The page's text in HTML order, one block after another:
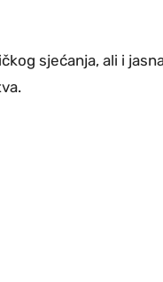
sjećanja, ali i